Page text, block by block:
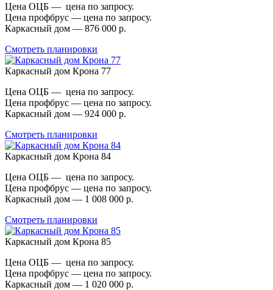
Цена ОЦБ — цена по запросу.
Цена профбрус — цена по запросу.
Каркасный дом — 876 000 р.
Смотреть планировки
Каркасный дом Крона 77
Цена ОЦБ — цена по запросу.
Цена профбрус — цена по запросу.
Каркасный дом — 924 000 р.
Смотреть планировки
Каркасный дом Крона 84
Цена ОЦБ — цена по запросу.
Цена профбрус — цена по запросу.
Каркасный дом — 1 008 000 р.
Смотреть планировки
Каркасный дом Крона 85
Цена ОЦБ — цена по запросу.
Цена профбрус — цена по запросу.
Каркасный дом — 1 020 000 р.